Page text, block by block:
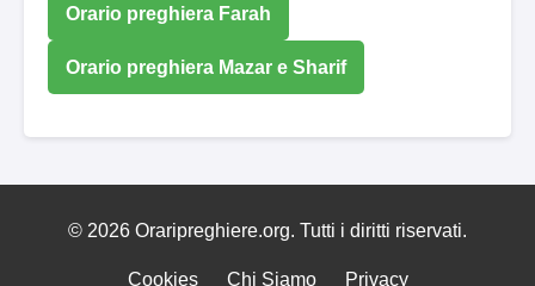
Orario preghiera Farah
Orario preghiera Mazar e Sharif
© 2026 Oraripreghiere.org. Tutti i diritti riservati.
Cookies Chi Siamo Privacy